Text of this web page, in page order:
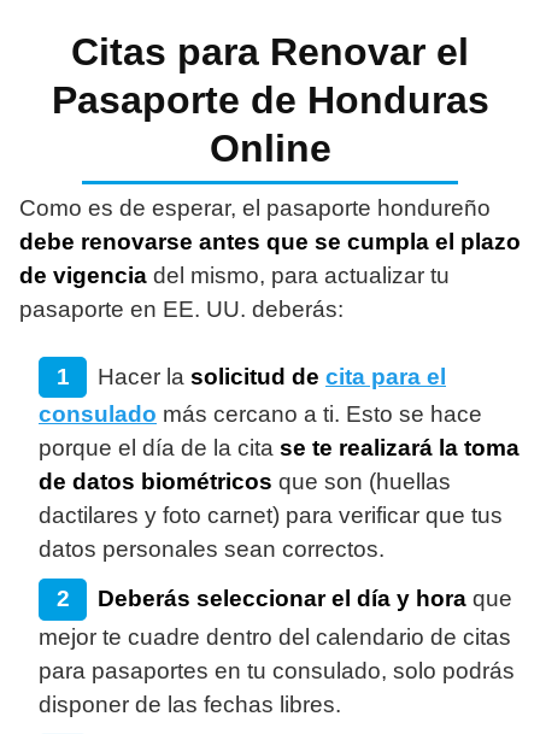
Citas para Renovar el
Pasaporte de Honduras
Online
Como es de esperar, el pasaporte hondureño
debe renovarse antes que se cumpla el plazo
de vigencia del mismo, para actualizar tu
pasaporte en EE. UU. deberás:
Hacer la solicitud de cita para el
consulado más cercano a ti. Esto se hace
porque el día de la cita se te realizará la toma
de datos biométricos que son (huellas
dactilares y foto carnet) para verificar que tus
datos personales sean correctos.
Deberás seleccionar el día y hora que
mejor te cuadre dentro del calendario de citas
para pasaportes en tu consulado, solo podrás
disponer de las fechas libres.